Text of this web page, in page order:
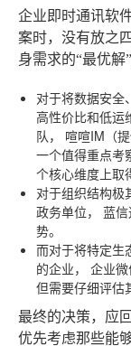
企业即时通讯软
案时，没有放之
身需求的“最优解”
对于将数据安全
高性价比和低运
队 ， 喧喧IM （
一个值得重点考
个核心维度上取
对于组织结构极
政务单位， 蓝信
势。
而对于将特定生
的企业， 企业
但需要仔细评估
最终的决策，应
优先考虑那些能